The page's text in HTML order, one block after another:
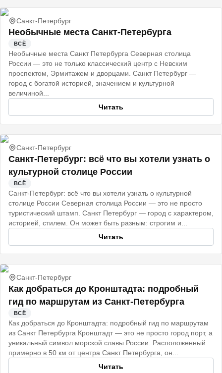
Санкт-Петербург
Необычные места Санкт-Петербурга
ВСЁ
Необычные места Санкт Петербурга Северная столица
России — это не только классический центр с Невским
проспектом, Эрмитажем и дворцами. Санкт Петербург —
город с богатой историей, значением и культурной
величиной...
Читать
Санкт-Петербург
Санкт‑Петербург: всё что вы хотели узнать о
культурной столице России
ВСЁ
Санкт‑Петербург: всё что вы хотели узнать о культурной
столице России Северная столица России — это не просто
туристический штамп. Санкт Петербург — город с характером,
историей, стилем. Он может быть разным: строгим и...
Читать
Санкт-Петербург
Как добраться до Кронштадта: подробный
гид по маршрутам из Санкт-Петербурга
ВСЁ
Как добраться до Кронштадта: подробный гид по маршрутам
из Санкт Петербурга Кронштадт — это не просто город порт, а
уникальный символ морской славы России. Расположенный
примерно в 50 км от центра Санкт Петербурга, он...
Читать